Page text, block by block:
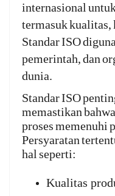
internasional
termasuk kualitas,
Standar ISO
pemerintah, dan
dunia.
Standar ISO
memastikan
proses memenuhi
Persyaratan
hal seperti:
Kualitas